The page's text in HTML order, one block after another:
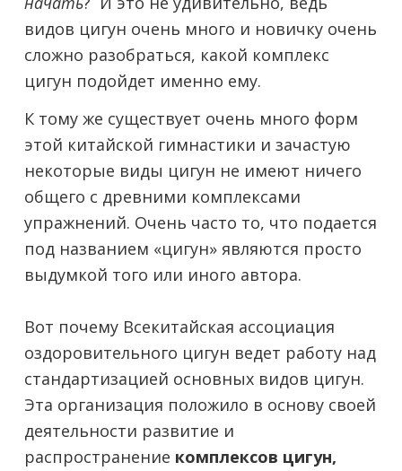
видов цигун очень много и новичку очень
сложно разобраться, какой комплекс
цигун подойдет именно ему.
К тому же существует очень много форм
этой китайской гимнастики и зачастую
некоторые виды цигун не имеют ничего
общего с древними комплексами
упражнений. Очень часто то, что подается
под названием «цигун» являются просто
выдумкой того или иного автора.
Вот почему Всекитайская ассоциация
оздоровительного цигун ведет работу над
стандартизацией основных видов цигун.
Эта организация положило в основу своей
деятельности развитие и
распространение комплексов цигун,